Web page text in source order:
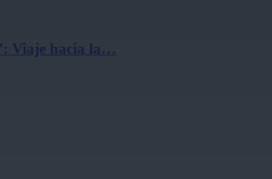
Viaje hacia la…